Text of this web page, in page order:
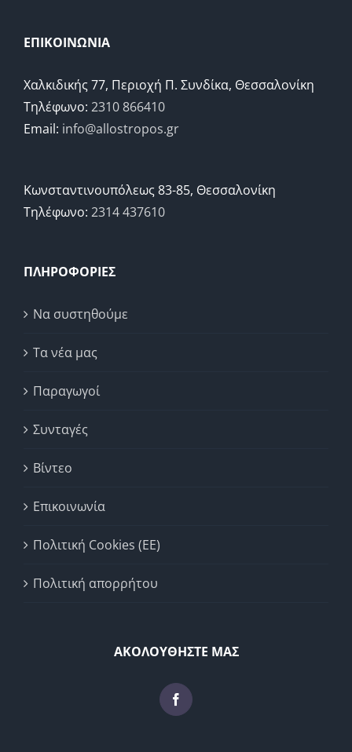
ΕΠΙΚΟΙΝΩΝΙΑ
Χαλκιδικής 77, Περιοχή Π. Συνδίκα, Θεσσαλονίκη
Τηλέφωνο: 2310 866410
Email: info@allostropos.gr
Κωνσταντινουπόλεως 83-85, Θεσσαλονίκη
Τηλέφωνο: 2314 437610
ΠΛΗΡΟΦΟΡΙΕΣ
Να συστηθούμε
Τα νέα μας
Παραγωγοί
Συνταγές
Βίντεο
Επικοινωνία
Πολιτική Cookies (ΕΕ)
Πολιτική απορρήτου
ΑΚΟΛΟΥΘΗΣΤΕ ΜΑΣ